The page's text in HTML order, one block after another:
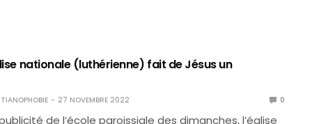
nationale (luthérienne) fait de Jésus un
27 NOVEMBRE 2022 0
de l’école paroissiale des dimanches, l’église